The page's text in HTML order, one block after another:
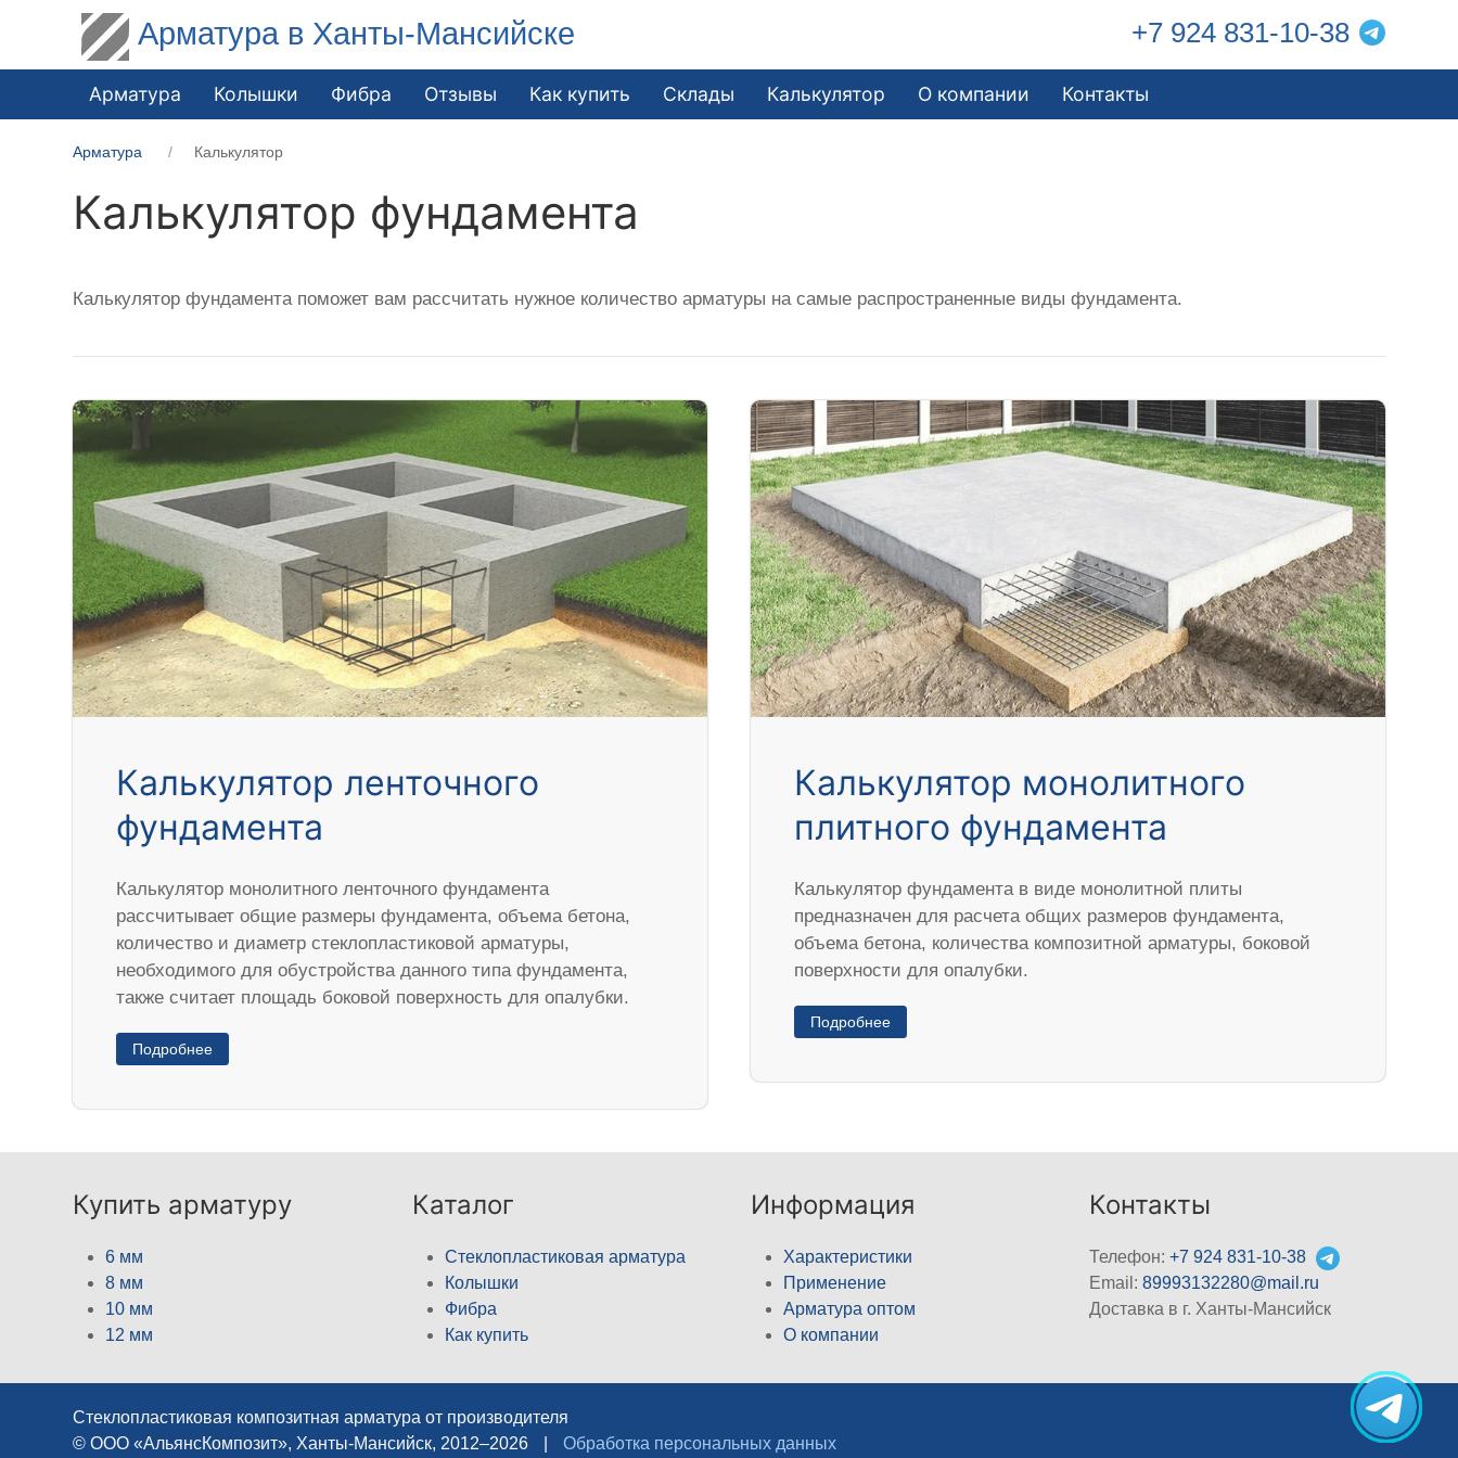
Арматура в Ханты-Мансийске +7 924 831-10-38
Арматура Колышки Фибра Отзывы Как купить Склады Калькулятор О компании Контакты
Арматура Калькулятор
Калькулятор фундамента
Калькулятор фундамента поможет вам рассчитать нужное количество арматуры на самые распространенные виды фундамента.
Калькулятор ленточного
фундамента
Калькулятор монолитного ленточного фундамента
рассчитывает общие размеры фундамента, объема бетона,
количество и диаметр стеклопластиковой арматуры,
необходимого для обустройства данного типа фундамента,
также считает площадь боковой поверхность для опалубки.
Подробнее
Калькулятор монолитного
плитного фундамента
Калькулятор фундамента в виде монолитной плиты
предназначен для расчета общих размеров фундамента,
объема бетона, количества композитной арматуры, боковой
поверхности для опалубки.
Подробнее
Купить арматуру
6 мм
8 мм
10 мм
12 мм
Каталог
Стеклопластиковая арматура
Колышки
Фибра
Как купить
Информация
Характеристики
Применение
Арматура оптом
О компании
Контакты
Телефон:+7 924 831-10-38
Email:89993132280@mail.ru
Доставка в г. Ханты-Мансийск
Стеклопластиковая композитная арматура от производителя
© ООО «АльянсКомпозит», Ханты-Мансийск, 2012–2026
Обработка персональных данных